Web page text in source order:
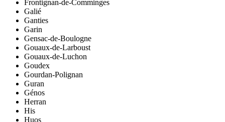
Frontignan-de-Comminges
Galié
Ganties
Garin
Gensac-de-Boulogne
Gouaux-de-Larboust
Gouaux-de-Luchon
Goudex
Gourdan-Polignan
Guran
Génos
Herran
His
Huos